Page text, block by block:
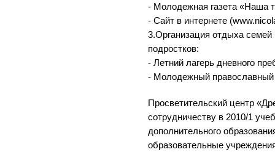
- Молодежная газета «Наша
- Сайт в интернете
3.Организация отдыха семей
подростков:
- Летний лагерь дневного
- Молодежный православный
Просветительский центр
сотрудничеству в 2010/1
дополнительного
образовательные